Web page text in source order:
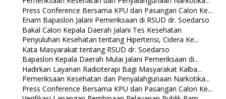
Press Conference Bersama KPU dan Pasangan Calon Ke...
Enam Bapaslon Jalani Pemeriksaan di RSUD dr. Soedarso
Bakal Calon Kepala Daerah Jalani Tes Kesehatan
Penyuluhan Kesehatan tentang Hipertensi, Cidera Ke...
Kata Masyarakat tentang RSUD dr. Soedarso
Bapaslon Kepala Daerah Mulai Jalani Pemeriksaan di...
Hadirkan Layanan Radioterapi Bagi Masyarakat Kalba...
Pemeriksaan Kesehatan dan Penyalahgunaan Narkotika...
Press Conference Bersama KPU dan Pasangan Calon Ke...